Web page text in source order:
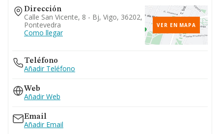
Dirección
Calle San Vicente, 8 - Bj, Vigo, 36202,
Pontevedra
Como llegar
VER EN MAPA
Teléfono
Añadir Teléfono
Web
Añadir Web
Email
Añadir Email